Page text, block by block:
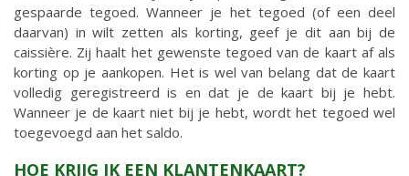
gespaarde tegoed. Wanneer je het tegoed (of een deel
daarvan) in wilt zetten als korting, geef je dit aan bij de
caissière. Zij haalt het gewenste tegoed van de kaart af als
korting op je aankopen. Het is wel van belang dat de kaart
volledig geregistreerd is en dat je de kaart bij je hebt.
Wanneer je de kaart niet bij je hebt, wordt het tegoed wel
toegevoegd aan het saldo.
HOE KRIJG IK EEN KLANTENKAART?